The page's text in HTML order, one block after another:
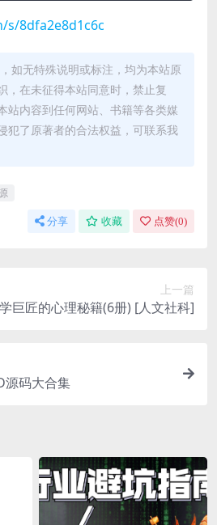
8dfa2e8d1c6c
如无特殊说明或标注，均为本站原
，在未征得本站同意时，禁止复
站内容到任何网站、书籍等各类媒
犯了原著者的合法权益，可联系我
分享 收藏 点赞(0)
上一篇
巨匠的心理秘籍(6册) [人文社科]
源码大合集